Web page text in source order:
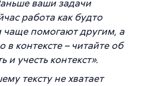
ваши задачи
работа как будто
чаще помогают другим, а
в контексте – читайте об
и учесть контекст».
тексту не хватает